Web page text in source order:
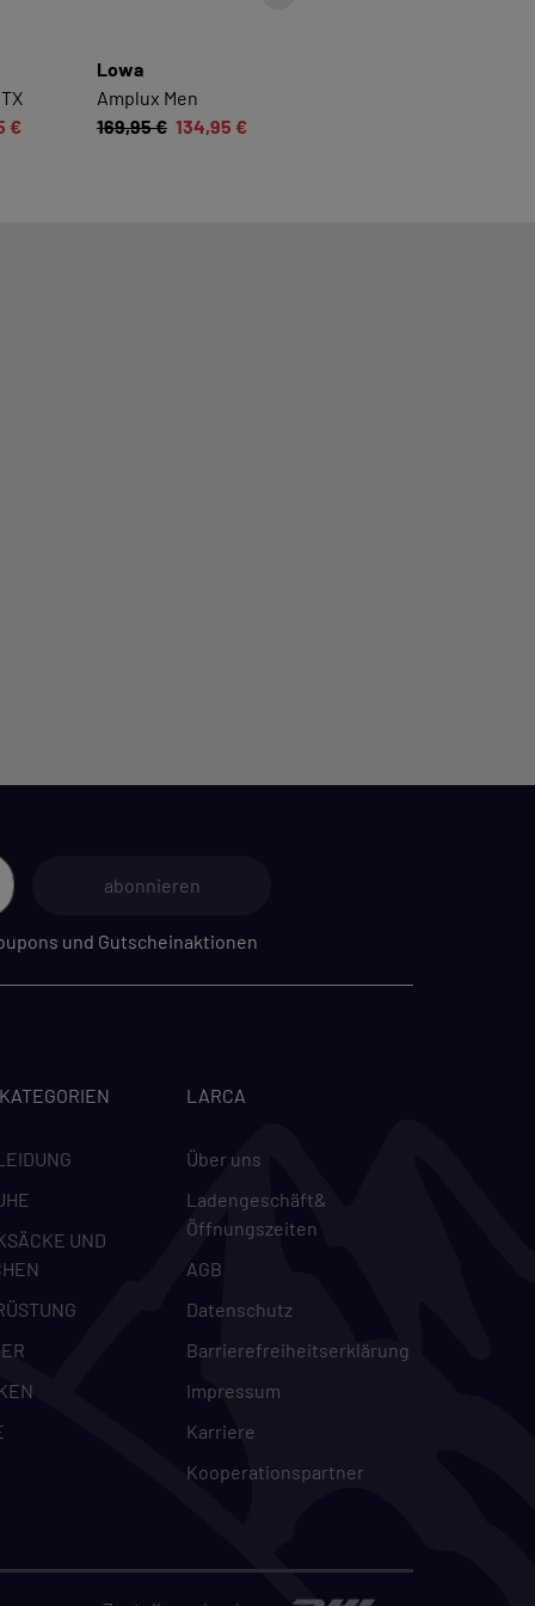
€
Lowa
Amplux Men
169,95 € 134,95 €
abonnieren
und Gutscheinaktionen
UND
LARCA
Über uns
Ladengeschäft&
Öffnungszeiten
AGB
Datenschutz
Barrierefreiheitserklärung
Impressum
Karriere
Kooperationspartner